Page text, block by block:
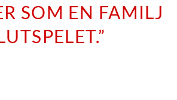
SOM EN FAMILJ